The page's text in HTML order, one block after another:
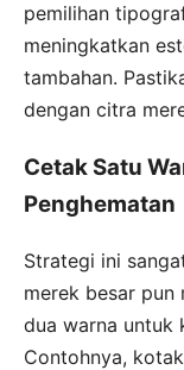
pemilihan
meningkatkan
tambahan.
dengan citra
Cetak Satu
Penghematan
Strategi ini
merek besar pun
dua warna untuk
Contohnya,